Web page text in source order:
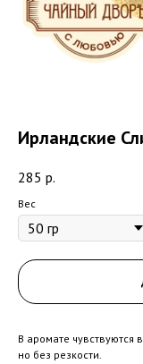
Ирландские
285 р.
Вес
В аромате чувствуются
но без резкости.